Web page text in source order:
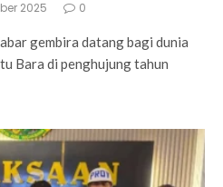
2025 0
gembira datang bagi dunia
Bara di penghujung tahun